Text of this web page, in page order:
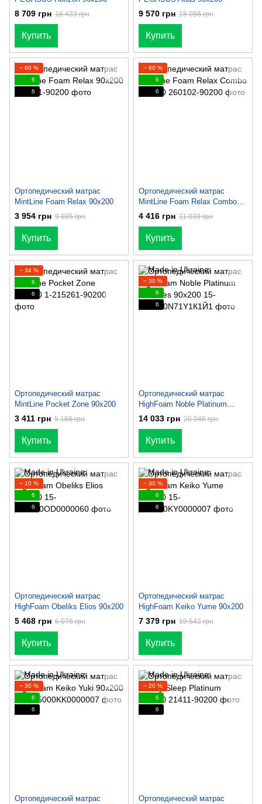
8 709 грн 16 433 грн
Купить
9 570 грн 18 056 грн
Купить
− 60 %
6
6
Ортопедический матрас
MintLine Foam Relax 90x200
3 954 грн 9 885 грн
Купить
− 60 %
6
6
Ортопедический матрас
MintLine Foam Relax Combo
90x200
4 416 грн 11 039 грн
Купить
− 34 %
6
6
Ортопедический матрас
MintLine Pocket Zone 90x200
3 411 грн 5 168 грн
Купить
− 30 %
6
6
Ортопедический матрас
HighFoam Noble Platinum
Hercules 90х200
14 033 грн 20 046 грн
Купить
− 10 %
6
6
Ортопедический матрас
HighFoam Obeliks Elios 90х200
5 468 грн 6 076 грн
Купить
− 30 %
6
6
Ортопедический матрас
HighFoam Keiko Yume 90х200
7 379 грн 10 542 грн
Купить
− 30 %
6
6
Ортопедический матрас
− 20 %
6
6
Ортопедический матрас